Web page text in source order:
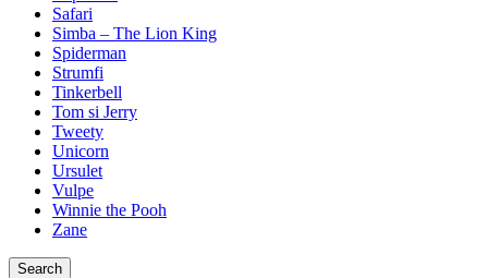
Safari
Simba – The Lion King
Spiderman
Strumfi
Tinkerbell
Tom si Jerry
Tweety
Unicorn
Ursulet
Vulpe
Winnie the Pooh
Zane
Search